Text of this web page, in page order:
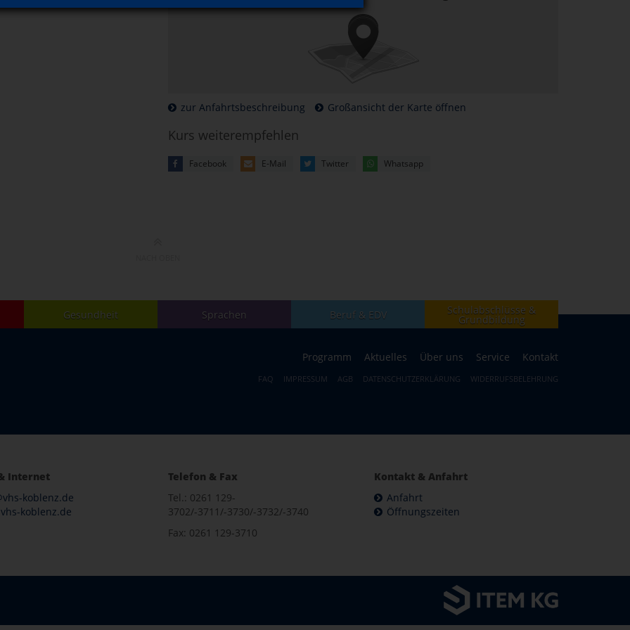
zur Anfahrtsbeschreibung Großansicht der Karte öffnen
Kurs weiterempfehlen
Facebook E-Mail Twitter Whatsapp
Gesundheit Sprachen Beruf & EDV Schulabschlüsse &
Grundbildung
Programm Aktuelles Über uns Service Kontakt
FAQ IMPRESSUM AGB DATENSCHUTZERKLÄRUNG WIDERRUFSBELEHRUNG
Internet
koblenz.de
koblenz.de
Telefon & Fax
Tel.: 0261 129-
3702/-3711/-3730/-3732/-3740
Fax: 0261 129-3710
Kontakt & Anfahrt
Anfahrt
Öffnungszeiten